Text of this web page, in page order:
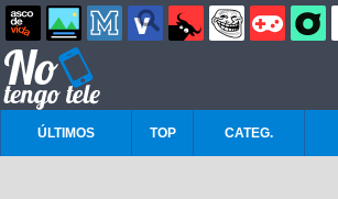
ÚLTIMOS TOP CATEG.